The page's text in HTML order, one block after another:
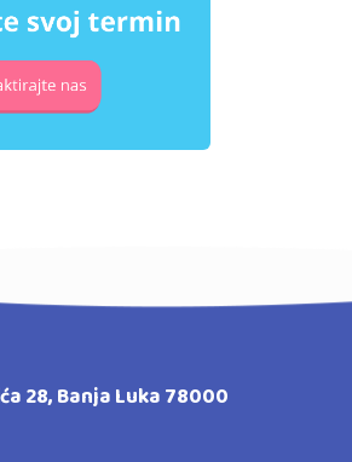
28, Banja Luka 78000